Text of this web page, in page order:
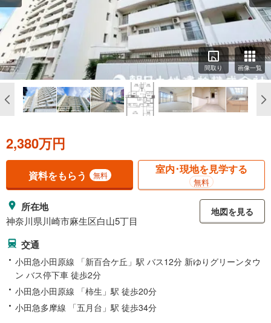
間取り 画像一覧
2,380万円
資料をもらう 無料 室内･現地を見学する
無料
所在地
神奈川県川崎市麻生区白山5丁目
地図を見る
交通
小田急小田原線 「新百合ケ丘」駅 バス12分 新ゆりグリーンタウ
ン バス停下車 徒歩2分
小田急小田原線 「柿生」駅 徒歩20分
小田急多摩線 「五月台」駅 徒歩34分